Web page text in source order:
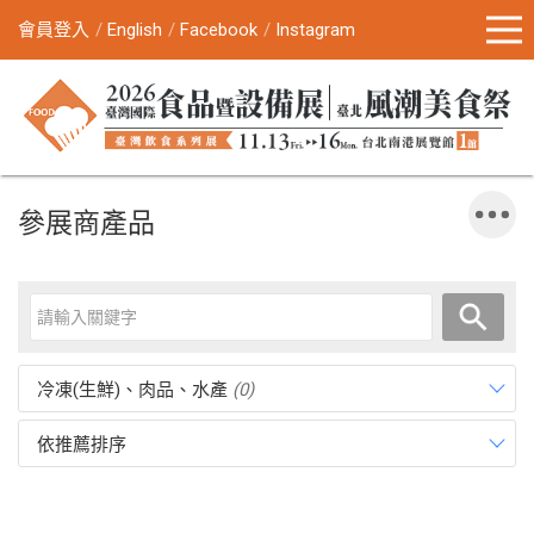
會員登入 English Facebook Instagram
參展商產品
冷凍(生鮮)、肉品、水產 (0)
依推薦排序